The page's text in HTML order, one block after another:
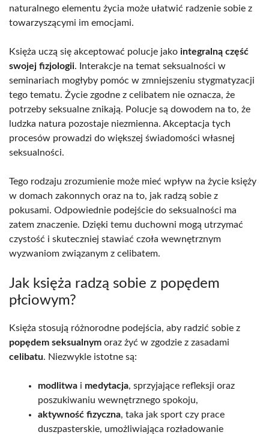
naturalnego elementu życia może ułatwić radzenie sobie z
towarzyszącymi im emocjami.
Księża uczą się akceptować polucje jako integralną część
swojej fizjologii. Interakcje na temat seksualności w
seminariach mogłyby pomóc w zmniejszeniu stygmatyzacji
tego tematu. Życie zgodne z celibatem nie oznacza, że
potrzeby seksualne znikają. Polucje są dowodem na to, że
ludzka natura pozostaje niezmienna. Akceptacja tych
procesów prowadzi do większej świadomości własnej
seksualności.
Tego rodzaju zrozumienie może mieć wpływ na życie księży
w domach zakonnych oraz na to, jak radzą sobie z
pokusami. Odpowiednie podejście do seksualności ma
zatem znaczenie. Dzięki temu duchowni mogą utrzymać
czystość i skuteczniej stawiać czoła wewnętrznym
wyzwaniom związanym z celibatem.
Jak księża radzą sobie z popędem
płciowym?
Księża stosują różnorodne podejścia, aby radzić sobie z
popędem seksualnym oraz żyć w zgodzie z zasadami
celibatu. Niezwykle istotne są:
modlitwa i medytacja, sprzyjające refleksji oraz
poszukiwaniu wewnętrznego spokoju,
aktywność fizyczna, taka jak sport czy prace
duszpasterskie, umożliwiająca rozładowanie